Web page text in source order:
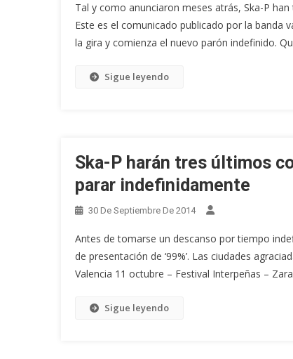
Tal y como anunciaron meses atrás, Ska-P
Este es el comunicado publicado por la banda
la gira y comienza el nuevo parón indefinido.
Sigue leyendo
Ska-P harán tres últimos
parar indefinidamente
30 De Septiembre De 2014
Antes de tomarse un descanso por tiempo
de presentación de ‘99%’. Las ciudades
Valencia 11 octubre – Festival Interpeñas –
Sigue leyendo